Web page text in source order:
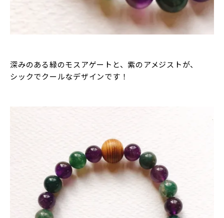
深みのある緑のモスアゲートと、紫のアメジストが、
シックでクールなデザインです！